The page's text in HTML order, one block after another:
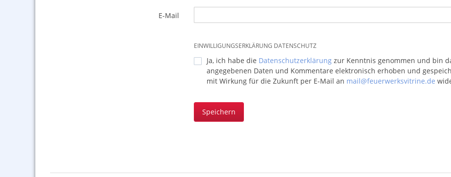
E-Mail
EINWILLIGUNGSERKLÄRUNG DATENSCHUTZ
Ja, ich habe die Datenschutzerklärungzur Kenntnis genommen und bin
angegebenen Daten und Kommentare elektronisch erhoben und
mit Wirkung für die Zukunft per E-Mail an mail@feuerwerksvitrine.de
Speichern